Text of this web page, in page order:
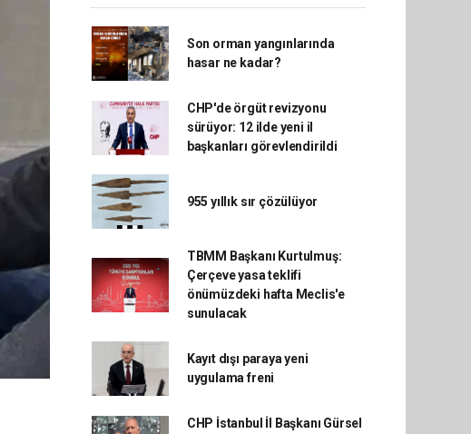
Son orman yangınlarında
hasar ne kadar?
CHP'de örgüt revizyonu
sürüyor: 12 ilde yeni il
başkanları görevlendirildi
955 yıllık sır çözülüyor
TBMM Başkanı Kurtulmuş:
Çerçeve yasa teklifi
önümüzdeki hafta Meclis'e
sunulacak
Kayıt dışı paraya yeni
uygulama freni
CHP İstanbul İl Başkanı Gürsel